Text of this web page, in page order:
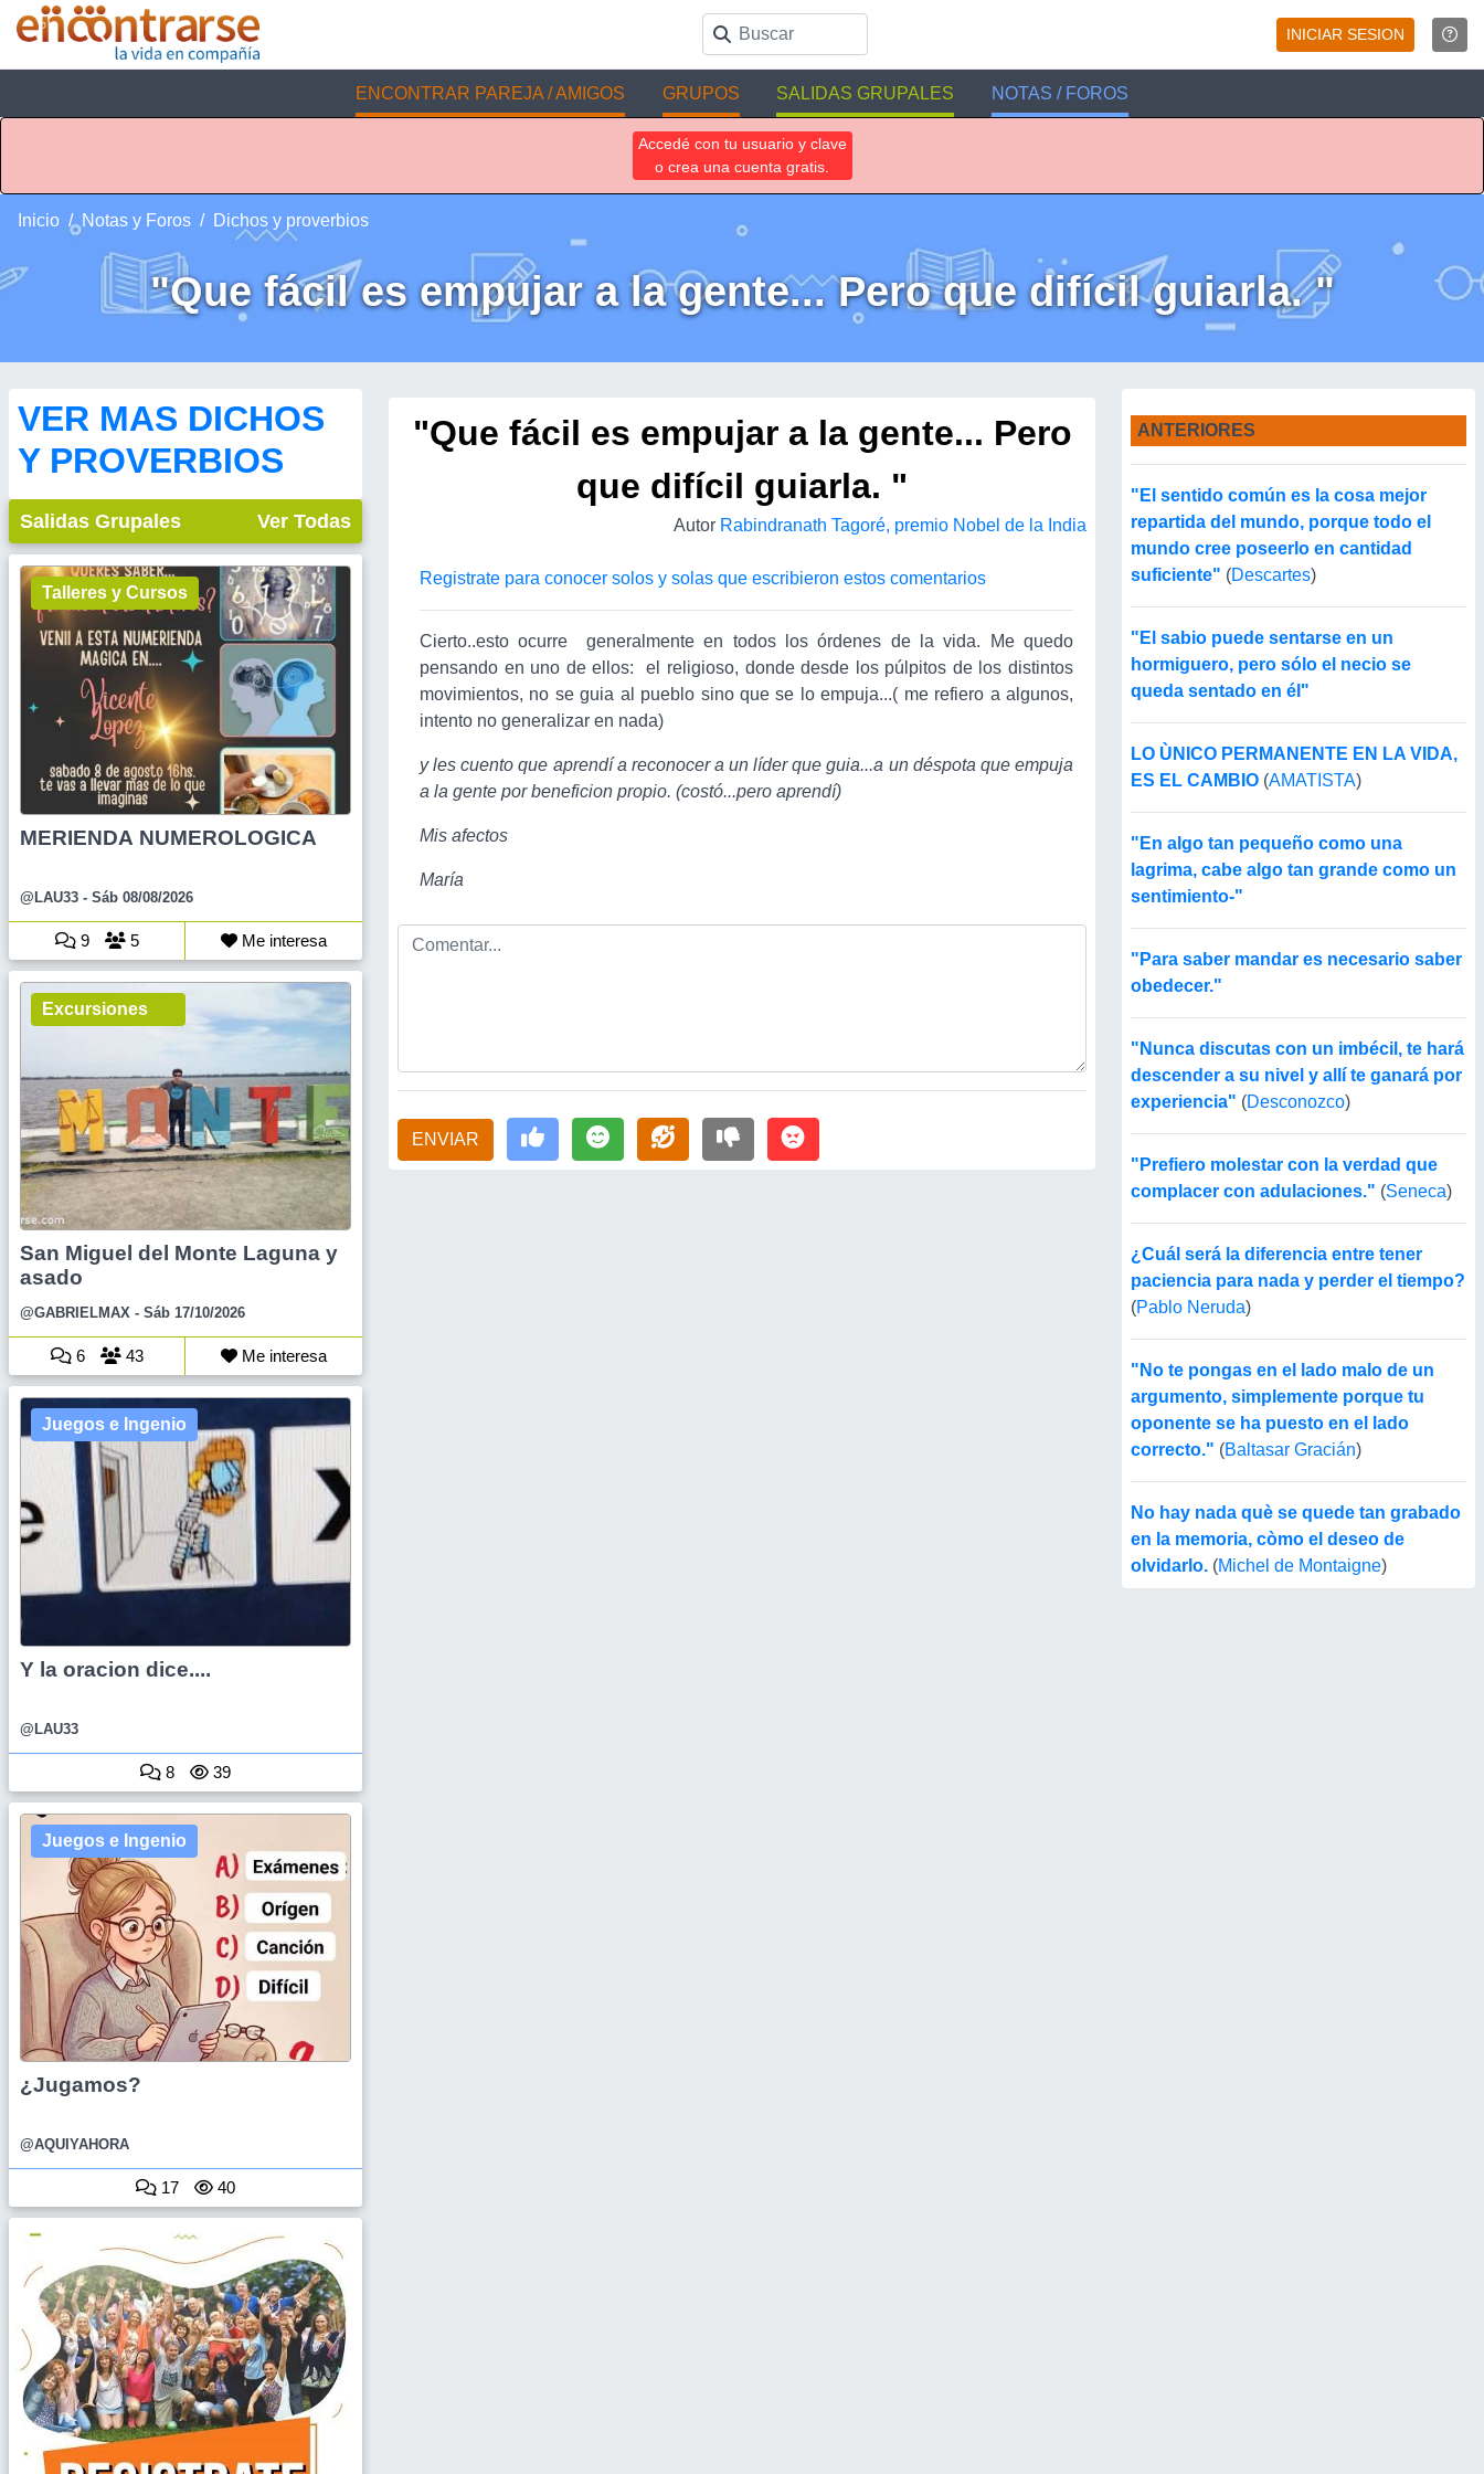
INICIAR SESION
ENCONTRAR PAREJA / AMIGOS GRUPOS SALIDAS GRUPALES NOTAS / FOROS
Accedé con tu usuario y clave
o crea una cuenta gratis.
Inicio Notas y Foros Dichos y proverbios
"Que fácil es empujar a la gente... Pero que difícil guiarla. "
VER MAS DICHOS
Y PROVERBIOS
Salidas Grupales Ver Todas
Talleres y Cursos
MERIENDA NUMEROLOGICA
@LAU33 - Sáb 08/08/2026
9 5 Me interesa
Excursiones
San Miguel del Monte Laguna y
asado
@GABRIELMAX - Sáb 17/10/2026
6 43 Me interesa
Juegos e Ingenio
Y la oracion dice....
@LAU33
8 39
Juegos e Ingenio
¿Jugamos?
@AQUIYAHORA
17 40
"Que fácil es empujar a la gente... Pero
que difícil guiarla. "
Autor Rabindranath Tagoré, premio Nobel de la India
Registrate para conocer solos y solas que escribieron estos comentarios
Cierto..esto ocurre generalmente en todos los órdenes de la vida. Me quedo
pensando en uno de ellos: el religioso, donde desde los púlpitos de los distintos
movimientos, no se guia al pueblo sino que se lo empuja...( me refiero a algunos,
intento no generalizar en nada)
y les cuento que aprendí a reconocer a un líder que guia...a un déspota que empuja
a la gente por beneficion propio. (costó...pero aprendí)
Mis afectos
María
ENVIAR
ANTERIORES
"El sentido común es la cosa mejor
repartida del mundo, porque todo el
mundo cree poseerlo en cantidad
suficiente" (Descartes)
"El sabio puede sentarse en un
hormiguero, pero sólo el necio se
queda sentado en él"
LO ÙNICO PERMANENTE EN LA VIDA,
ES EL CAMBIO (AMATISTA)
"En algo tan pequeño como una
lagrima, cabe algo tan grande como un
sentimiento-"
"Para saber mandar es necesario saber
obedecer."
"Nunca discutas con un imbécil, te hará
descender a su nivel y allí te ganará por
experiencia" (Desconozco)
"Prefiero molestar con la verdad que
complacer con adulaciones." (Seneca)
¿Cuál será la diferencia entre tener
paciencia para nada y perder el tiempo?
(Pablo Neruda)
"No te pongas en el lado malo de un
argumento, simplemente porque tu
oponente se ha puesto en el lado
correcto." (Baltasar Gracián)
No hay nada què se quede tan grabado
en la memoria, còmo el deseo de
olvidarlo. (Michel de Montaigne)